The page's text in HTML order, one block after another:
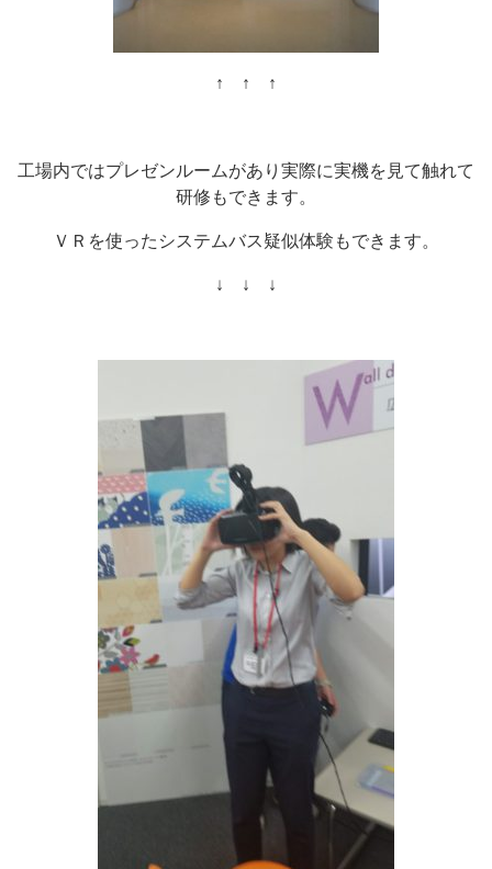
↑ ↑ ↑
工場内ではプレゼンルームがあり実際に実機を見て触れて
研修もできます。
ＶＲを使ったシステムバス疑似体験もできます。
↓ ↓ ↓